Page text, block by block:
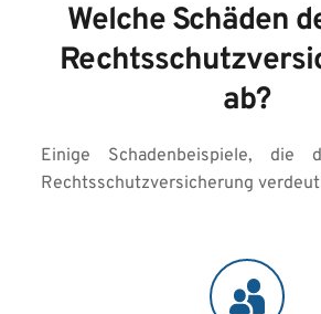
Welche Schäden
ab?
Einige Schadenbeispiele, die
Rechtsschutzversicherung